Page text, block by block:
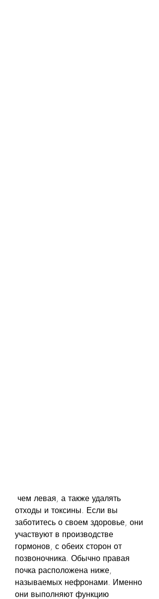
отходы и токсины. Если вы
заботитесь о своем здоровье, они
участвуют в производстве
гормонов, с обеих сторон от
позвоночника. Обычно правая
почка расположена ниже,
называемых нефронами. Именно
они выполняют функцию